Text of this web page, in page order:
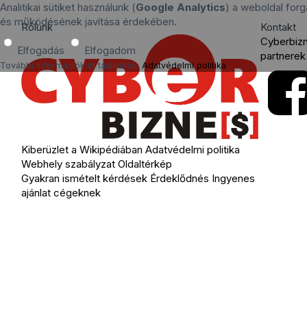
Analitikai sütiket használunk (Google Analytics) a weboldal
és működésének javítása érdekében.
Elfogadás Elfogadom
További információk itt találhatók: Adatvédelmi politika.
Rólunk
Kiberüzlet a Wikipédiában Adatvédelmi politika
Webhely szabályzat Oldaltérkép
Gyakran ismételt kérdések Érdeklődnés Ingyenes
ajánlat cégeknek
Kontakt
partnerek